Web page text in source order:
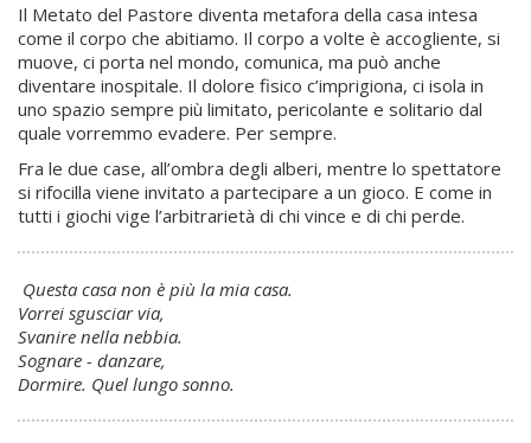
Il Metato del Pastore diventa metafora della casa intesa
come il corpo che abitiamo. Il corpo a volte è accogliente, si
muove, ci porta nel mondo, comunica, ma può anche
diventare inospitale. Il dolore fisico c’imprigiona, ci isola in
uno spazio sempre più limitato, pericolante e solitario dal
quale vorremmo evadere. Per sempre.
Fra le due case, all’ombra degli alberi, mentre lo spettatore
si rifocilla viene invitato a partecipare a un gioco. E come in
tutti i giochi vige l’arbitrarietà di chi vince e di chi perde.
Questa casa non è più la mia casa.
Vorrei sgusciar via,
Svanire nella nebbia.
Sognare - danzare,
Dormire. Quel lungo sonno.